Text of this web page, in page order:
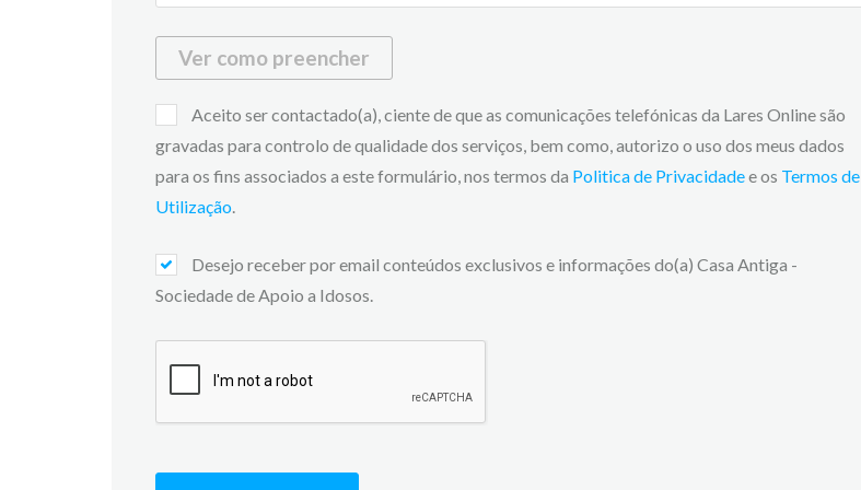
Ver como preencher
Aceito ser contactado(a), ciente de que as comunicações telefónicas da Lares Online são
gravadas para controlo de qualidade dos serviços, bem como, autorizo o uso dos meus dados
para os fins associados a este formulário, nos termos da Politica de Privacidadee os Termos de
Utilização.
Desejo receber por email conteúdos exclusivos e informações do(a) Casa Antiga -
Sociedade de Apoio a Idosos.